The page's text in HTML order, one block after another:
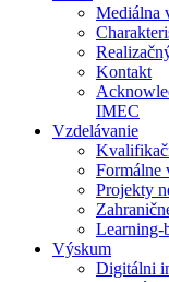
Mediálna
Kontakt
IMEC
Vzdelávanie
Formálne
Projekty
Learning-
Výskum
Digitálni